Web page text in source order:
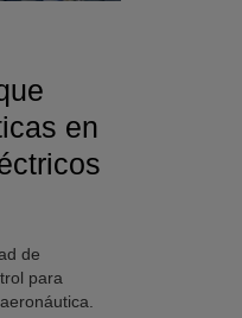
en
de
para